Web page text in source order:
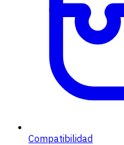
Compatibilidad